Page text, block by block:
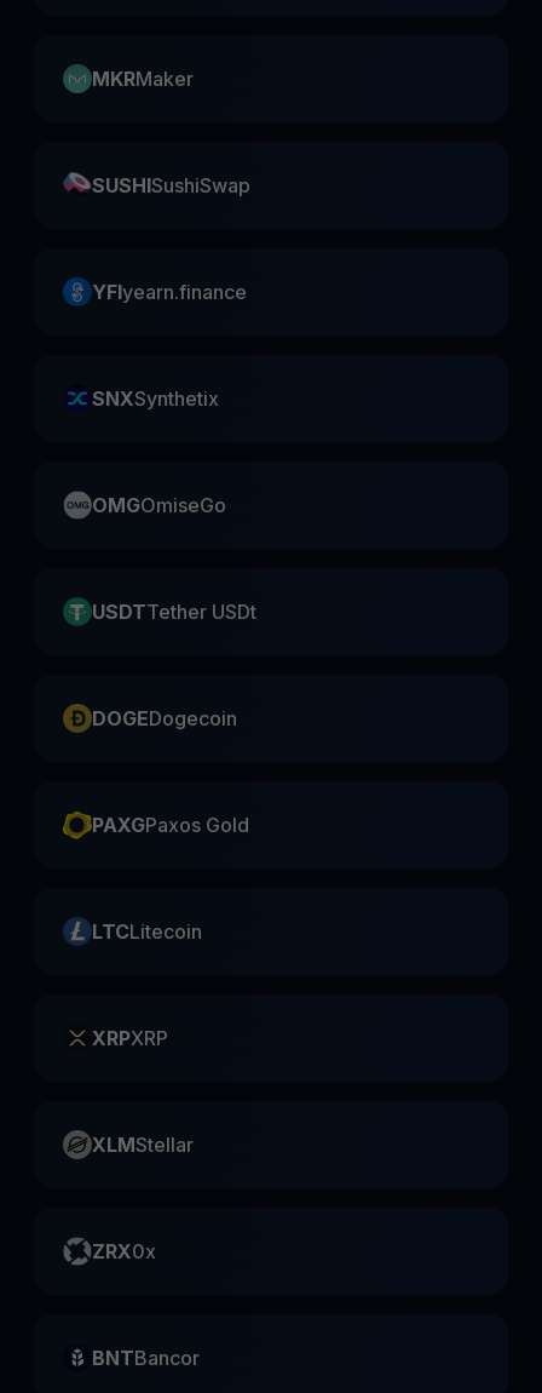
MKRMaker
SUSHISushiSwap
YFIyearn.finance
SNXSynthetix
OMGOmiseGo
USDTTether USDt
DOGEDogecoin
PAXGPaxos Gold
LTCLitecoin
XRPXRP
XLMStellar
ZRX0x
BNTBancor